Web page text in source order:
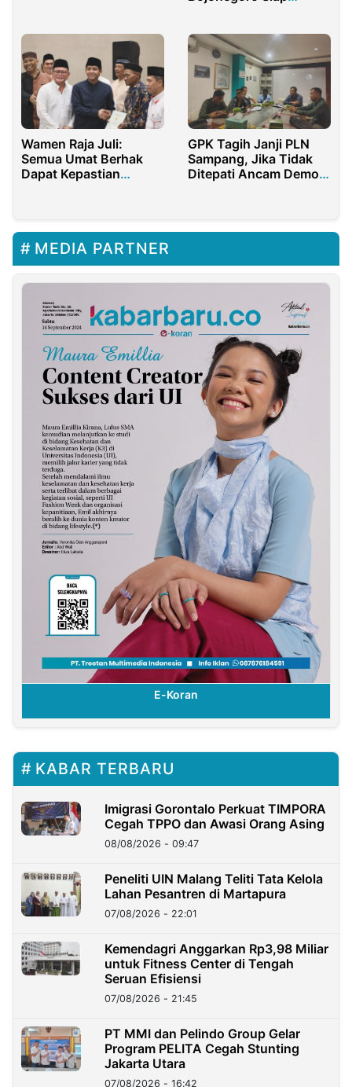
Wamen Raja Juli:
Semua Umat Berhak
Dapat Kepastian
GPK Tagih Janji PLN
Sampang, Jika Tidak
Ditepati Ancam Demo
MEDIA PARTNER
E-Koran
KABAR TERBARU
Imigrasi Gorontalo Perkuat TIMPORA
Cegah TPPO dan Awasi Orang Asing
08/08/2026 - 09:47
Peneliti UIN Malang Teliti Tata Kelola
Lahan Pesantren di Martapura
07/08/2026 - 22:01
Kemendagri Anggarkan Rp3,98 Miliar
untuk Fitness Center di Tengah
Seruan Efisiensi
07/08/2026 - 21:45
PT MMI dan Pelindo Group Gelar
Program PELITA Cegah Stunting
Jakarta Utara
07/08/2026 - 16:42